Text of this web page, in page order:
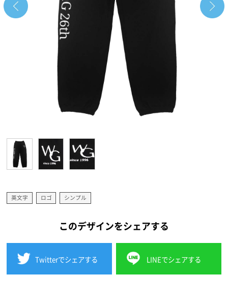
英文字 ロゴ シンプル
このデザインをシェアする
Twitterでシェアする LINEでシェアする